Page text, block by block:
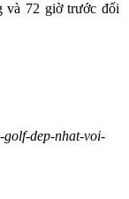
và 72 giờ trước đối
golf-dep-nhat-voi-